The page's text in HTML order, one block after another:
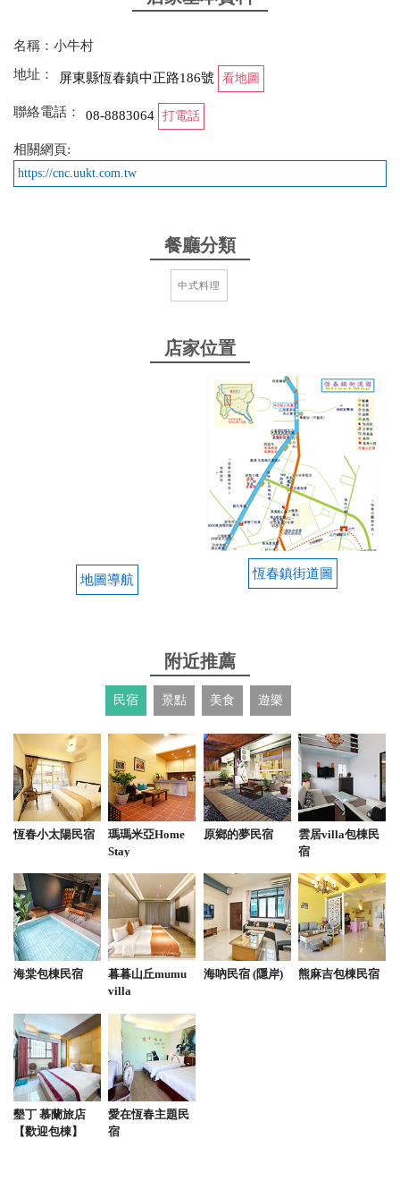
2025-12-17 22:41:28
濃郁好喝的湯頭 口味習慣清淡一點的喝到後來會比較
在菜單上可在點餐時詢問 推薦清燉的有很濃厚的蔬果
香氣 蔥燒有個花椒香 沒有吃不飽的問題兩個人一人
2025-11-01 15:13:51
牛肉麵140元，麵好吃，可惜肉好小，只有4塊，沒吃
from google
2025-11-01 15:13:51
氣氛環境很美麗，綠植和佈置看得出老闆用心，蔥燒
牛肉麵140元，麵好吃，可惜肉好小，只有4塊，沒吃
from google
喜歡麵的口感 紅燒不敢吃辣的人會覺得超辣喔
2025-08-24 12:06:18
牛肉麵有清燉、蔥燒、紅燒、川味。 ✔ 清燉：大骨甜
味，口感單純。 ✔ 紅燒：湯頭濃厚，適合冬天。 牛
肉塊帶筋，口感紮實。
from google
2025-07-18 09:53:06
喜歡這碗清燉牛肉麵（肉加筋） 牛肉部位有多種搭配
的選擇 單純的濃郁牛味 麵條口感也不錯 環境舒適溫
2025-06-30 09:06:15
點個綜合拼盤+乾拌麵就可以吃到滿滿小牛村精髓 Ps:
名稱：小牛村
地址：
屏東縣恆春鎮中正路186號 看地圖
聯絡電話： 08-8883064 打電話
相關網頁:
https://cnc.uukt.com.tw
餐廳分類
中式料理
店家位置
地圖導航 恆春鎮街道圖
附近推薦
民宿 景點 美食 遊樂
恆春小太陽民宿
瑪瑪米亞Home
Stay
原鄉的夢民宿
雲居villa包棟民
宿
海棠包棟民宿
暮暮山丘mumu
villa
海吶民宿 (隱岸) 熊麻吉包棟民宿
墾丁 慕蘭旅店
【歡迎包棟】
愛在恆春主題民
宿